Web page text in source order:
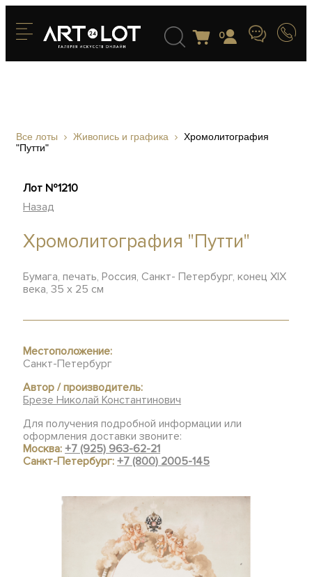
0
Все лоты Живопись и графика
Хромолитография
"Путти"
Лот №1210
Назад
Хромолитография "Путти"
Бумага, печать, Россия, Санкт- Петербург, конец ХIХ
века, 35 х 25 см
Местоположение:
Санкт-Петербург
Автор / производитель:
Брезе Николай Константинович
Для получения подробной информации или
оформления доставки звоните:
Москва:+7 (925) 963-62-21
Санкт-Петербург:+7 (800) 2005-145